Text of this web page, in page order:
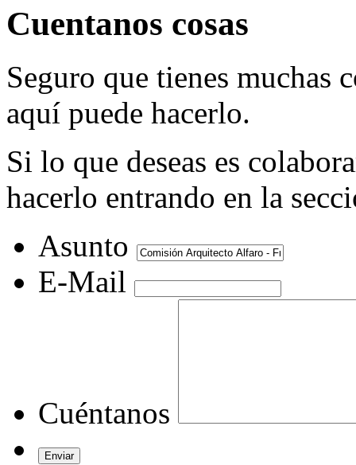
Cuentanos cosas
Seguro que tienes muchas
aquí puede hacerlo.
Si lo que deseas es
hacerlo entrando en la
Asunto
E-Mail
Cuéntanos